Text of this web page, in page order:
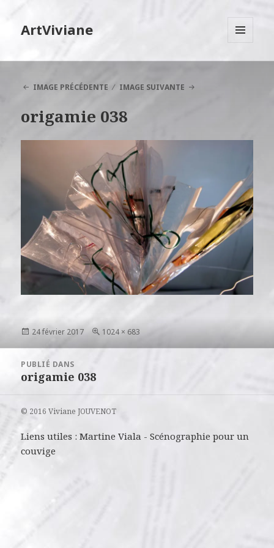
ArtViviane
IMAGE PRÉCÉDENTE
IMAGE SUIVANTE
origamie 038
Publié
24 février 2017
Taille
1024 × 683
l’article
PUBLIÉ DANS
origamie 038
© 2016 Viviane JOUVENOT
Liens utiles :Martine Viala -Scénographie pour un
couvige